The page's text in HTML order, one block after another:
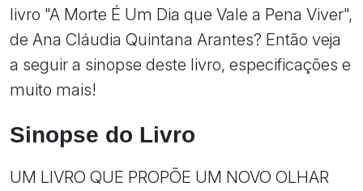
livro "A Morte É Um Dia que Vale a Pena Viver",
de Ana Cláudia Quintana Arantes? Então veja
a seguir a sinopse deste livro, especificações e
muito mais!
Sinopse do Livro
UM LIVRO QUE PROPÕE UM NOVO OLHAR